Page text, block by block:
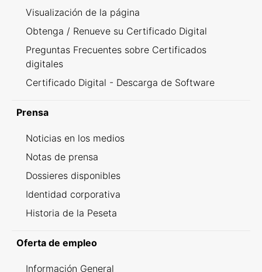
Visualización de la página
Obtenga / Renueve su Certificado Digital
Preguntas Frecuentes sobre Certificados
digitales
Certificado Digital - Descarga de Software
Prensa
Noticias en los medios
Notas de prensa
Dossieres disponibles
Identidad corporativa
Historia de la Peseta
Oferta de empleo
Información General